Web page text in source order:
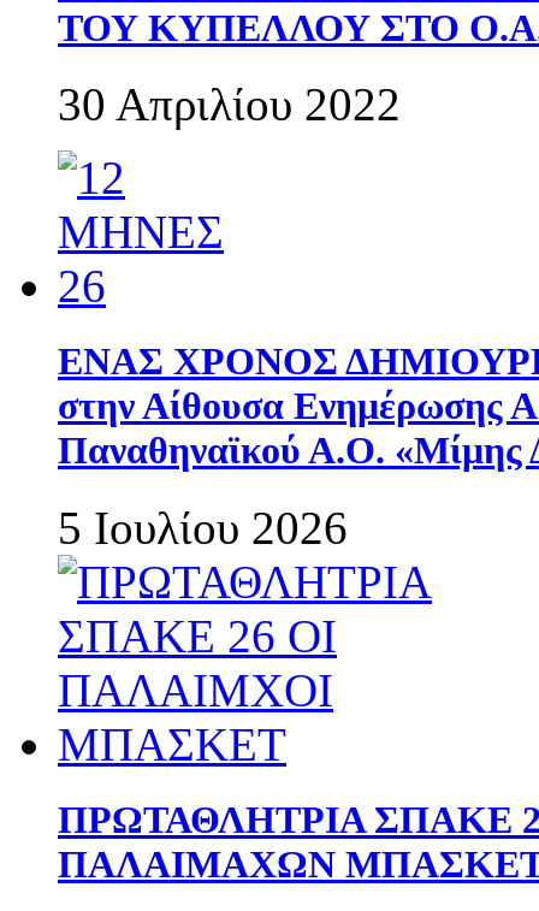
ΤΟΥ ΚΥΠΕΛΛΟΥ ΣΤΟ
30 Απριλίου 2022
ΕΝΑΣ ΧΡΟΝΟΣ
στην Αίθουσα Ενημέρωσης
Παναθηναϊκού Α.Ο. «Μίμης
5 Ιουλίου 2026
ΠΡΩΤΑΘΛΗΤΡΙΑ ΣΠΑΚΕ
ΠΑΛΑΙΜΑΧΩΝ